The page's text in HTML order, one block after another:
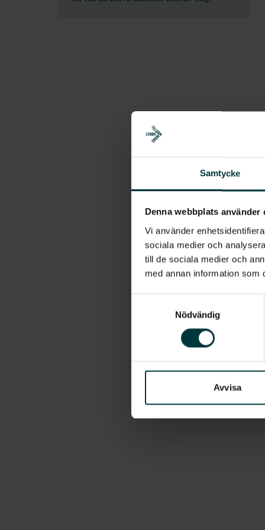
Samtycke
Denna webbplats använder
Vi använder
sociala medier och
till de sociala medier och
med annan information som
Nödvändig
Avvisa